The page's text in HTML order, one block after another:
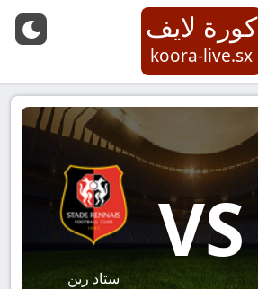
كورة لايف
koora-live.sx
VS
ستاد رين